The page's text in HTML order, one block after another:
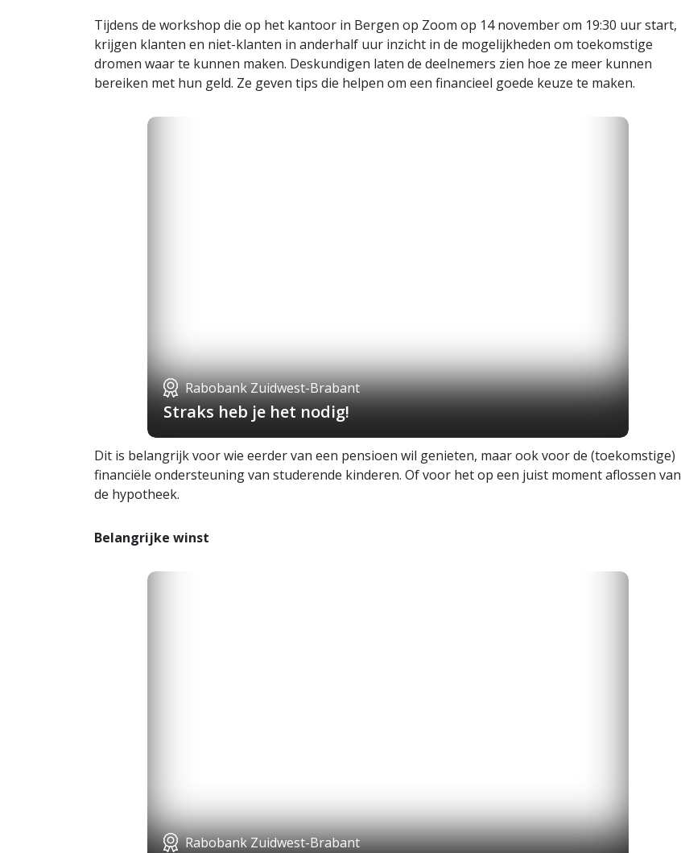
Tijdens de workshop die op het kantoor in Bergen op Zoom op 14 november om 19:30 uur start,
krijgen klanten en niet-klanten in anderhalf uur inzicht in de mogelijkheden om toekomstige
dromen waar te kunnen maken. Deskundigen laten de deelnemers zien hoe ze meer kunnen
bereiken met hun geld. Ze geven tips die helpen om een financieel goede keuze te maken.
Rabobank Zuidwest-Brabant
Straks heb je het nodig!
Dit is belangrijk voor wie eerder van een pensioen wil genieten, maar ook voor de (toekomstige)
financiële ondersteuning van studerende kinderen. Of voor het op een juist moment aflossen van
de hypotheek.
Belangrijke winst
Rabobank Zuidwest-Brabant